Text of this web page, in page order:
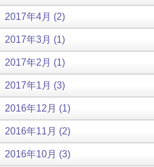
2017年4月 (2)
2017年3月 (1)
2017年2月 (1)
2017年1月 (3)
2016年12月 (1)
2016年11月 (2)
2016年10月 (3)